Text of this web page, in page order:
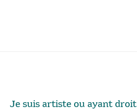
Je suis artiste ou ayant droit